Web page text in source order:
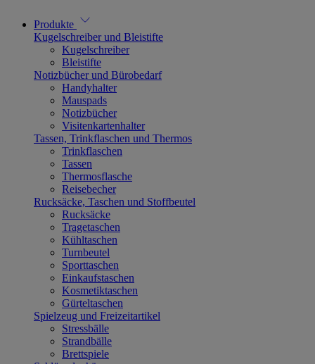
Produkte
Kugelschreiber und Bleistifte
Kugelschreiber
Bleistifte
Notizbücher und Bürobedarf
Handyhalter
Mauspads
Notizbücher
Visitenkartenhalter
Tassen, Trinkflaschen und Thermos
Trinkflaschen
Tassen
Thermosflasche
Reisebecher
Rucksäcke, Taschen und Stoffbeutel
Rucksäcke
Tragetaschen
Kühltaschen
Turnbeutel
Sporttaschen
Einkaufstaschen
Kosmetiktaschen
Gürteltaschen
Spielzeug und Freizeitartikel
Stressbälle
Strandbälle
Brettspiele